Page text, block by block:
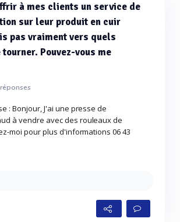
à mes clients un service de
sur leur produit en cuir
pas vraiment vers quels
Pouvez-vous me
réponses
: Bonjour, J'ai une presse de
à vendre avec des rouleaux de
moi pour plus d'informations 06 43